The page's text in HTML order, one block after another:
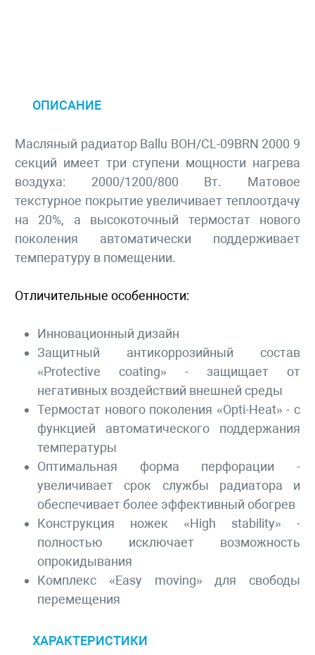
ОПИСАНИЕ
Масляный радиатор Ballu BOH/CL-09BRN 2000 9
секций имеет три ступени мощности нагрева
воздуха: 2000/1200/800 Вт. Матовое
текстурное покрытие увеличивает теплоотдачу
на 20%, а высокоточный термостат нового
поколения автоматически поддерживает
температуру в помещении.
Отличительные особенности:
Инновационный дизайн
Защитный антикоррозийный состав
«Protective coating» - защищает от
негативных воздействий внешней среды
Термостат нового поколения «Opti-Heat» - с
функцией автоматического поддержания
температуры
Оптимальная форма перфорации -
увеличивает срок службы радиатора и
обеспечивает более эффективный обогрев
Конструкция ножек «High stability» -
полностью исключает возможность
опрокидывания
Комплекс «Easy moving» для свободы
перемещения
ХАРАКТЕРИСТИКИ